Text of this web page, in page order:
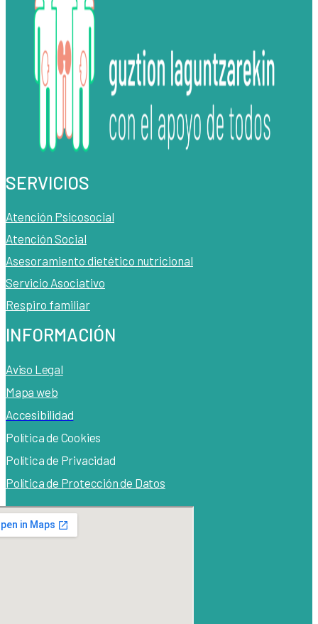
SERVICIOS
Atención Psicosocial
Atención Social
Asesoramiento dietético nutricional
Servicio Asociativo
Respiro familiar
INFORMACIÓN
Aviso Legal
Mapa web
Accesibilidad
Política de Cookies
Política de Privacidad
Política de Protección de Datos